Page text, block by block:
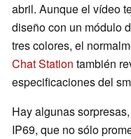
abril. Aunque el vídeo
diseño con un módulo
tres colores, el
Chat Station también
especificaciones del
Hay algunas
IP69, que no sólo